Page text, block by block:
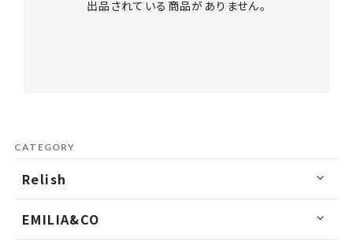
出品されている商品がありません。
CATEGORY
Relish
EMILIA&CO